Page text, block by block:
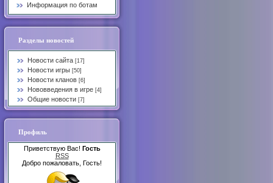
Информация по ботам
Разделы новостей
Новости сайта [17]
Новости игры [50]
Новости кланов [6]
Нововведения в игре [4]
Общие новости [7]
Профиль
Приветствую Вас! Гость
RSS
Добро пожаловать, Гость!